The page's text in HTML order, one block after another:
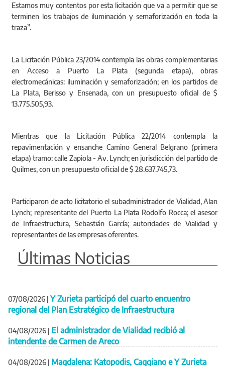
Estamos muy contentos por esta licitación que va a permitir que se
terminen los trabajos de iluminación y semaforización en toda la
traza”.
La Licitación Pública 23/2014 contempla las obras complementarias
en Acceso a Puerto La Plata (segunda etapa), obras
electromecánicas: iluminación y semaforización; en los partidos de
La Plata, Berisso y Ensenada, con un presupuesto oficial de $
13.775.505,93.
Mientras que la Licitación Pública 22/2014 contempla la
repavimentación y ensanche Camino General Belgrano (primera
etapa) tramo: calle Zapiola - Av. Lynch; en jurisdicción del partido de
Quilmes, con un presupuesto oficial de $ 28.637.745,73.
Participaron de acto licitatorio el subadministrador de Vialidad, Alan
Lynch; representante del Puerto La Plata Rodolfo Rocca; el asesor
de Infraestructura, Sebastián García; autoridades de Vialidad y
representantes de las empresas oferentes.
Últimas Noticias
07/08/2026 | Y Zurieta participó del cuarto encuentro
regional del Plan Estratégico de Infraestructura
04/08/2026 | El administrador de Vialidad recibió al
intendente de Carmen de Areco
04/08/2026 | Magdalena: Katopodis, Caggiano e Y Zurieta